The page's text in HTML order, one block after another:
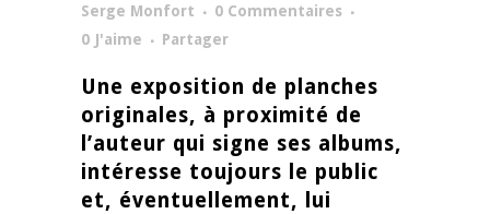
Serge Monfort
0 Commentaires
0 J'aime Partager
Une exposition de planches
originales, à proximité de
l’auteur qui signe ses albums,
intéresse toujours le public
et, éventuellement, lui